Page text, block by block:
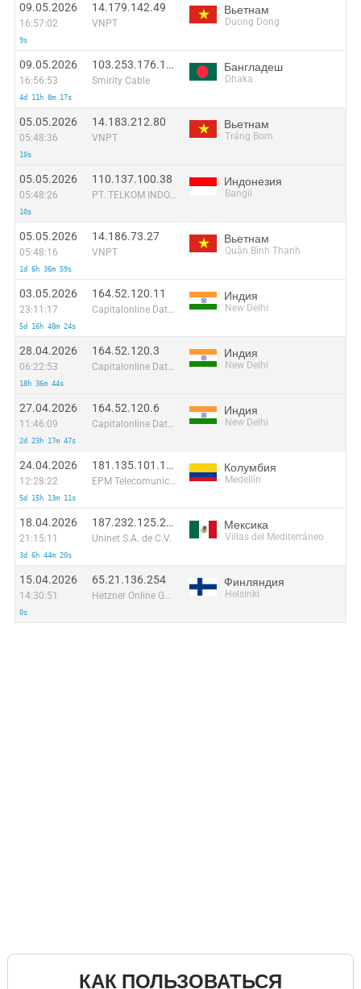
09.05.2026
16:57:02
9s
14.179.142.49
VNPT
Вьетнам
Duong Dong
09.05.2026
16:56:53
4d 11h 8m 17s
103.253.176.102
Smirity Cable
Бангладеш
Dhaka
05.05.2026
05:48:36
10s
14.183.212.80
VNPT
Вьетнам
Trảng Bom
05.05.2026
05:48:26
10s
110.137.100.38
PT. TELKOM INDONESIA
Индонезия
Bangil
05.05.2026
05:48:16
1d 6h 36m 59s
14.186.73.27
VNPT
Вьетнам
Quận Bình Thạnh
03.05.2026
23:11:17
5d 16h 48m 24s
164.52.120.11
Capitalonline Data Service (HK) Co
Индия
New Delhi
28.04.2026
06:22:53
18h 36m 44s
164.52.120.3
Capitalonline Data Service (HK) Co
Индия
New Delhi
27.04.2026
11:46:09
2d 23h 17m 47s
164.52.120.6
Capitalonline Data Service (HK) Co
Индия
New Delhi
24.04.2026
12:28:22
5d 15h 13m 11s
181.135.101.139
EPM Telecomunicaciones S.A. E.S.P.
Колумбия
Medellín
18.04.2026
21:15:11
3d 6h 44m 20s
187.232.125.203
Uninet S.A. de C.V.
Мексика
Villas del Mediterráneo
15.04.2026
14:30:51
0s
65.21.136.254
Hetzner Online GmbH
Финляндия
Helsinki
КАК ПОЛЬЗОВАТЬСЯ